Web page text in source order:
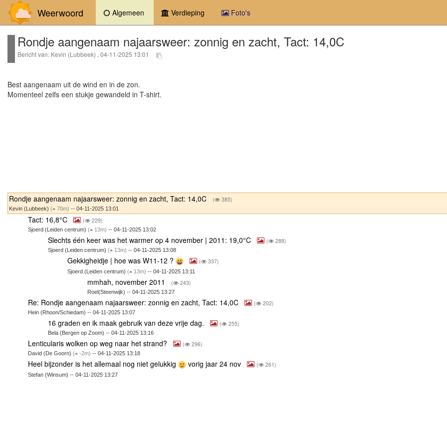
Weerwoord Algemeen (current)Verdieping Foto's
Rondje aangenaam najaarsweer: zonnig en zacht, Tact: 14,0C
Bericht van: Kevin (Lubbeek) , 04-11-2025 13:01
Best aangenaam uit de wind en in de zon.
Momenteel zelfs een stukje gewandeld in T-shirt.
Rondje aangenaam najaarsweer: zonnig en zacht, Tact: 14,0C ( 385)
Kevin (Lubbeek) ( 70m) -- 04-11-2025 13:01
Tact: 16,8°C ( 229)
Sjoerd (Leiden centrum)( 13m) -- 04-11-2025 13:02
Slechts één keer was het warmer op 4 november | 2011: 19,0°C ( 288)
Sjoerd (Leiden centrum) ( 13m) -- 04-11-2025 13:08
Gekkigheidje | hoe was W11-12 ? ( 337)
Sjoerd (Leiden centrum)( 13m) -- 04-11-2025 13:11
mmhah, november 2011 ( 243)
Roel(Steenwijk) -- 04-11-2025 13:27
Re: Rondje aangenaam najaarsweer: zonnig en zacht, Tact: 14,0C ( 202)
Hein (Rhoon/Schiedam) -- 04-11-2025 13:07
16 graden en ik maak gebruik van deze vrije dag. ( 255)
Bela (Bergen op Zoom) -- 04-11-2025 13:16
Lenticularis wolken op weg naar het strand? ( 296)
David (De Goorn)( -2m) -- 04-11-2025 13:18
Heel bijzonder is het allemaal nog niet gelukkig vorig jaar 24 nov ( 261)
Stefan (Winsum) -- 04-11-2025 13:27